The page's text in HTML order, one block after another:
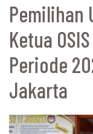
Pemilihan
Ketua
Periode
Jakarta